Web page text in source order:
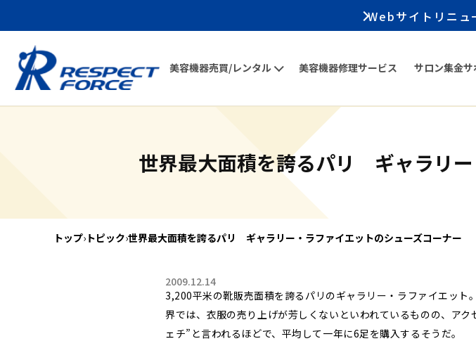
Webサイトリニ
美容機器売買/レンタル 美容機器修理サービス サロン集金サ
世界最大面積を誇るパリ ギャラリ
トップ› トピック›世界最大面積を誇るパリ ギャラリー・ラファイエットのシューズコーナー
2009.12.14
3,200平米の靴販売面積を誇るパリのギャラリー・ラファイエッ
界では、衣服の売り上げが芳しくないといわれているものの、ア
ェチ”と言われるほどで、平均して一年に6足を購入するそうだ。